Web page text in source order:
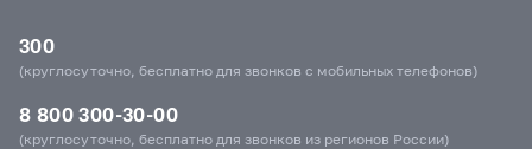
300
(круглосуточно, бесплатно для звонков с мобильных телефонов)
8 800 300-30-00
(круглосуточно, бесплатно для звонков из регионов России)